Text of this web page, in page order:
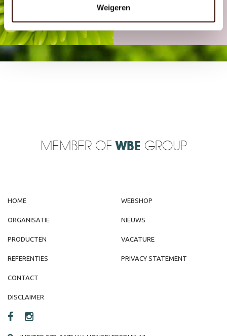
Weigeren
FACEBOOK
MEMBER OF WBE GROUP
HOME
ORGANISATIE
PRODUCTEN
REFERENTIES
WEBSHOP
NIEUWS
VACATURE
PRIVACY STATEMENT
CONTACT
DISCLAIMER